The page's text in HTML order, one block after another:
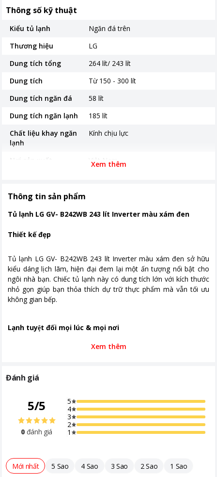
Thông số kỹ thuật
Kiểu tủ lạnh
Ngăn đá trên
Thương hiệu
LG
Dung tích tổng
264 lít/ 243 lít
Dung tích
Từ 150 - 300 lít
Dung tích ngăn đá
58 lít
Dung tích ngăn lạnh
185 lít
Chất liệu khay ngăn
lạnh
Kính chịu lực
Nơi sản xuất
Việt Nam
Công suất tiêu thụ
Công nghệ tiết kiệm
Inverter
Công nghệ làm lạnh
Công nghệ kháng
khuẩn, khử mùi
Than hoạt tính
Kích thước, khối lượng Cao 157.3 cm - Rộng 55.5 cm - Sâu
63.7 - Nặng 50 kgcm
Xem thêm
Thông tin sản phẩm
Tủ lạnh LG GV- B242WB 243 lít Inverter màu xám đen
Thiết kế đẹp
Tủ lạnh LG GV- B242WB 243 lít Inverter màu xám đen sở hữu
kiểu dáng lịch lãm, hiện đại đem lại một ấn tượng nổi bật cho
ngôi nhà bạn. Chiếc tủ lạnh này có dung tích lớn với kích thước
nhỏ gọn giúp bạn thỏa thích dự trữ thực phẩm mà vẫn tối ưu
không gian bếp.
Lạnh tuyệt đối mọi lúc & mọi nơi
Nhiệt độ đều, ổn định bất cứ lúc nào là chỉ báo chính cho sự
Làm lạnh nhanh & đều
LG DoorCooling™ giúp cho nhiệt độ bên trong đều hơn và làm
mát nhanh hơn 35% so với hệ thống làm mát thông thường. Hệ
Xem thêm
Đánh giá
5/5
0 đánh giá
5
4
3
2
1
Mới nhất 5 Sao 4 Sao 3 Sao 2 Sao 1 Sao